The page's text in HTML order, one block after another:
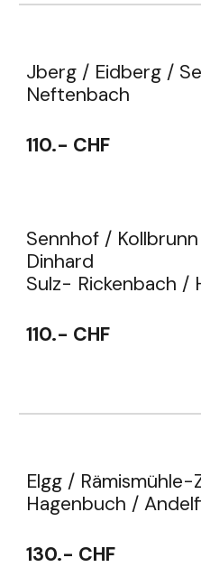
Jberg / Eidberg /
Neftenbach
110.- CHF
Sennhof /
Dinhard
Sulz- Rickenbach /
110.- CHF
Elgg /
Hagenbuch /
130.- CHF